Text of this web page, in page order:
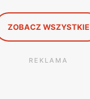
ZOBACZ WSZYSTKIE
REKLAMA